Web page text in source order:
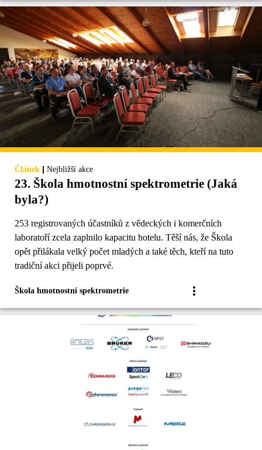
Článek | Nejbližší akce
23. Škola hmotnostní spektrometrie (Jaká
byla?)
253 registrovaných účastníků z vědeckých i komerčních
laboratoří zcela zaplnilo kapacitu hotelu. Těší nás, že Škola
opět přilákala velký počet mladých a také těch, kteří na tuto
tradiční akci přijeli poprvé.
Škola hmotnostní spektrometrie